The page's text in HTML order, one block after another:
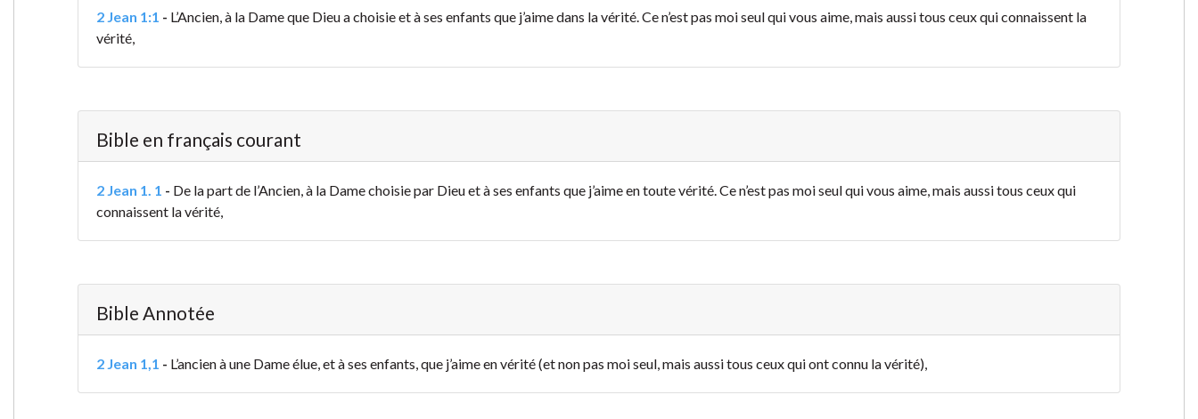
2 Jean 1:1 - L’Ancien, à la Dame que Dieu a choisie et à ses enfants que j’aime dans la vérité. Ce n’est pas moi seul qui vous aime, mais aussi tous ceux qui connaissent la
vérité,
Bible en français courant
2 Jean 1. 1 - De la part de l’Ancien, à la Dame choisie par Dieu et à ses enfants que j’aime en toute vérité. Ce n’est pas moi seul qui vous aime, mais aussi tous ceux qui
connaissent la vérité,
Bible Annotée
2 Jean 1,1 - L’ancien à une Dame élue, et à ses enfants, que j’aime en vérité (et non pas moi seul, mais aussi tous ceux qui ont connu la vérité),